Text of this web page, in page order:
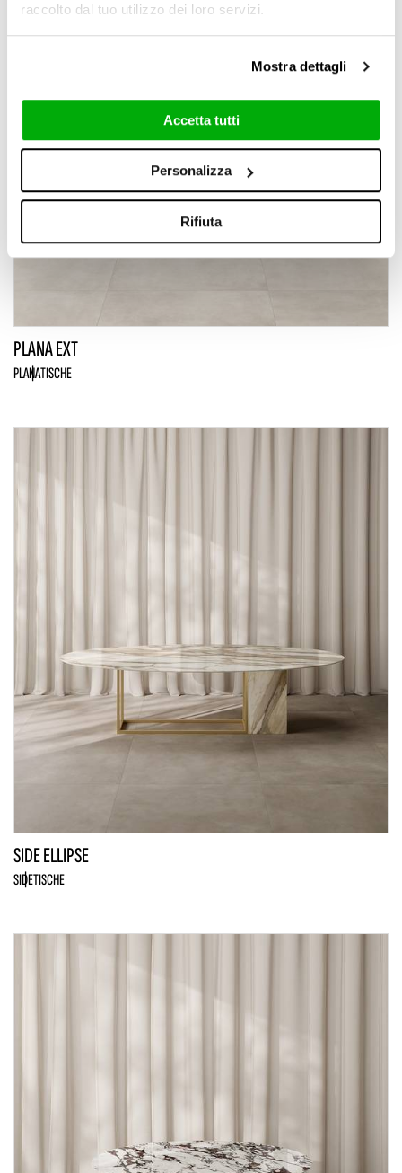
raccolto dal tuo utilizzo dei loro servizi.
Mostra dettagli
Accetta tutti
Personalizza
Rifiuta
PLANA EXT
PLANATISCHE
SIDE ELLIPSE
SIDETISCHE